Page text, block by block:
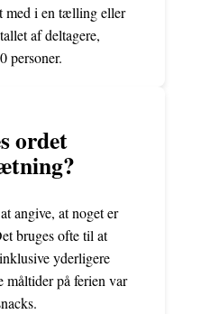
med i en tælling eller
af deltagere,
personer.
ordet
angive, at noget er
bruges ofte til at
yderligere
måltider på ferien var